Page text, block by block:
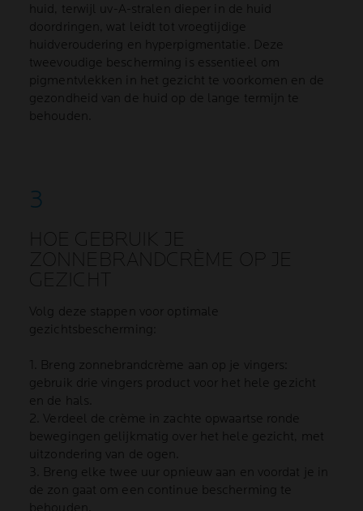
huid, terwijl uv-A-stralen dieper in de huid
doordringen, wat leidt tot vroegtijdige
huidveroudering en hyperpigmentatie. Deze
tweevoudige bescherming is essentieel om
pigmentvlekken in het gezicht te voorkomen en de
gezondheid van de huid op de lange termijn te
behouden.
HOE GEBRUIK JE
ZONNEBRANDCRÈME OP JE
GEZICHT
Volg deze stappen voor optimale
gezichtsbescherming:
1. Breng zonnebrandcrème aan op je vingers:
gebruik drie vingers product voor het hele gezicht
en de hals.
2. Verdeel de crème in zachte opwaartse ronde
bewegingen gelijkmatig over het hele gezicht, met
uitzondering van de ogen.
3. Breng elke twee uur opnieuw aan en voordat je in
de zon gaat om een continue bescherming te